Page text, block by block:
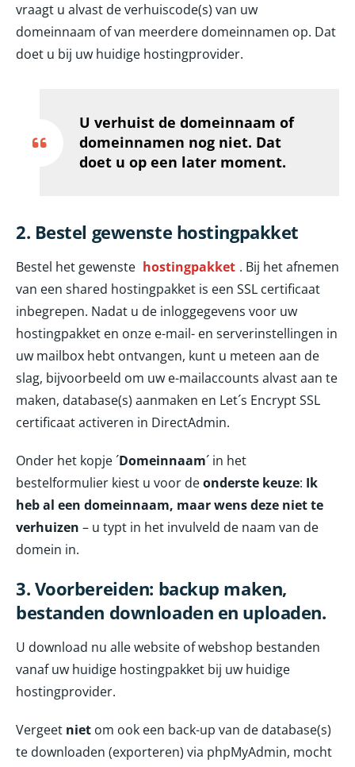
vraagt u alvast de verhuiscode(s) van uw
domeinnaam of van meerdere domeinnamen op. Dat
doet u bij uw huidige hostingprovider.
U verhuist de domeinnaam of
domeinnamen nog niet. Dat
doet u op een later moment.
2. Bestel gewenste hostingpakket
Bestel het gewenste hostingpakket . Bij het afnemen
van een shared hostingpakket is een SSL certificaat
inbegrepen. Nadat u de inloggegevens voor uw
hostingpakket en onze e-mail- en serverinstellingen in
uw mailbox hebt ontvangen, kunt u meteen aan de
slag, bijvoorbeeld om uw e-mailaccounts alvast aan te
maken, database(s) aanmaken en Let´s Encrypt SSL
certificaat activeren in DirectAdmin.
Onder het kopje ´Domeinnaam´ in het
bestelformulier kiest u voor deonderste keuze: Ik
heb al een domeinnaam, maar wens deze niet te
verhuizen – u typt in het invulveld de naam van de
domein in.
3. Voorbereiden: backup maken,
bestanden downloaden en uploaden.
U download nu alle website of webshop bestanden
vanaf uw huidige hostingpakket bij uw huidige
hostingprovider.
Vergeet niet om ook een back-up van de database(s)
te downloaden (exporteren) via phpMyAdmin, mocht